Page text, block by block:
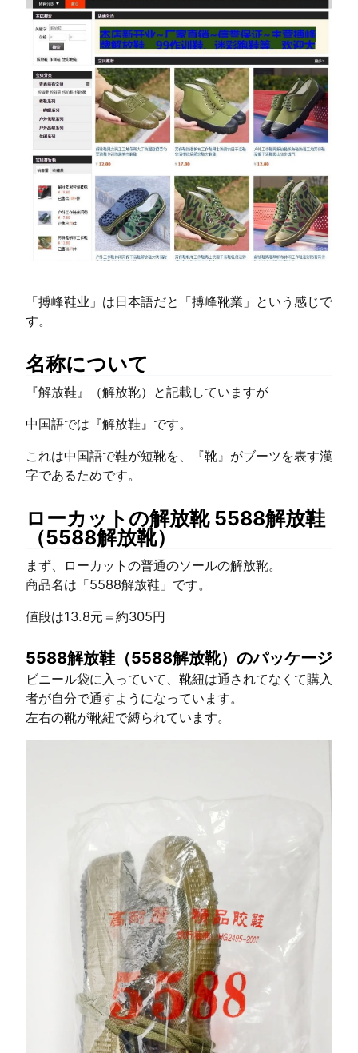
「搏峰鞋业」は日本語だと「搏峰靴業」という感じで
す。
名称について
『解放鞋』（解放靴）と記載していますが
中国語では『解放鞋』です。
これは中国語で鞋が短靴を、『靴』がブーツを表す漢
字であるためです。
ローカットの解放靴 5588解放鞋
（5588解放靴）
まず、ローカットの普通のソールの解放靴。
商品名は「5588解放鞋」です。
値段は13.8元＝約305円
5588解放鞋（5588解放靴）のパッケージ
ビニール袋に入っていて、靴紐は通されてなくて購入
者が自分で通すようになっています。
左右の靴が靴紐で縛られています。